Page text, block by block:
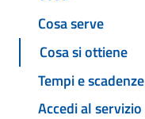
Cosa serve
Cosa si ottiene
Tempi e scadenze
Accedi al servizio